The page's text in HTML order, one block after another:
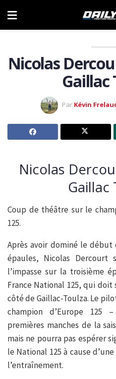
Nicolas
Gaillac
Par Kévin
Nicolas
Gaillac
Coup de théâtre sur le
125.
Après avoir dominé le
épaules, Nicolas
l’impasse sur la troisième
France National 125, qui
côté de Gaillac-Toulza. Le
champion d’Europe
premières manches de la
mais ne pourra pas espérer
le National 125 à cause
l’entraînement.